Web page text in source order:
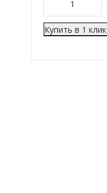
Купить в 1 клик